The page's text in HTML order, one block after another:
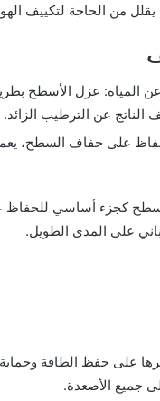
من الحاجة لتكييف
عن المياه: عزل الأسطح
الناتج عن الترطيب الزائد.
على جفاف السطح،
كجزء أساسي للحفاظ
على المدى الطويل.
على حفظ الطاقة وحماية
جميع الأصعدة.